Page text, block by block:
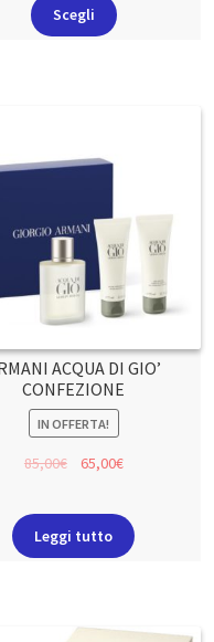
Scegli
ACQUA DI GIO’
CONFEZIONE
IN OFFERTA!
85,00€ 65,00€
Leggi tutto